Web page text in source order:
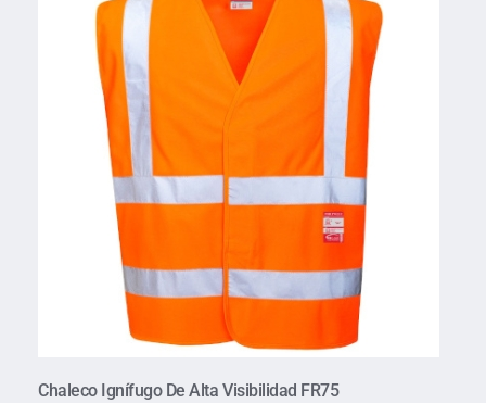
Chaleco Ignífugo De Alta Visibilidad FR75